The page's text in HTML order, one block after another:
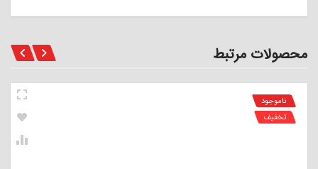
محصولات مرتبط
ناموجود
تخفیف